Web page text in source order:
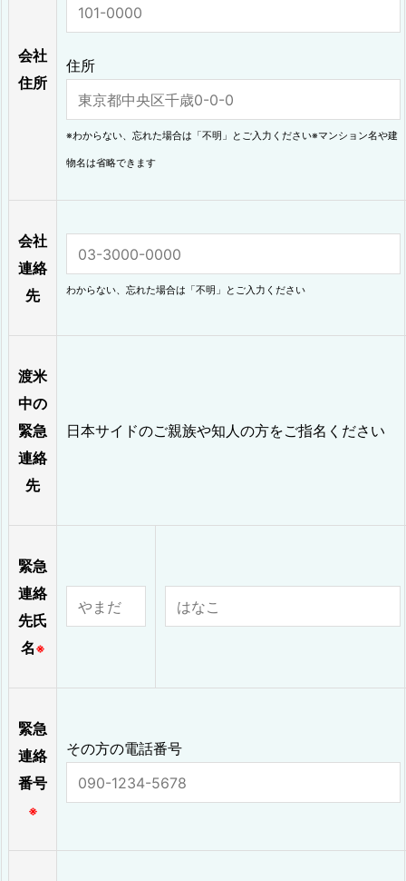
会社
住所
住所
※わからない、忘れた場合は「不明」とご入力ください※マンション名や建
物名は省略できます
会社
連絡
先
わからない、忘れた場合は「不明」とご入力ください
渡米
中の
緊急
連絡
先
日本サイドのご親族や知人の方をご指名ください
緊急
連絡
先氏
名※
緊急
連絡
番号
※
その方の電話番号